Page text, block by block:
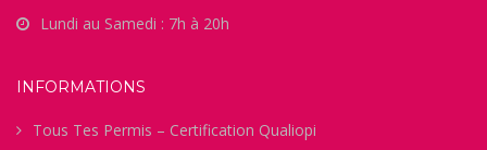
Lundi au Samedi : 7h à 20h
INFORMATIONS
Tous Tes Permis – Certification Qualiopi